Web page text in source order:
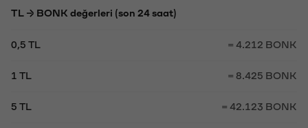
TL → BONK değerleri (son 24 saat)
0,5 TL = 4.212 BONK
1 TL = 8.425 BONK
5 TL = 42.123 BONK